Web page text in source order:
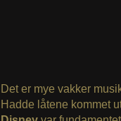
Det er mye vakker
Hadde låtene kommet